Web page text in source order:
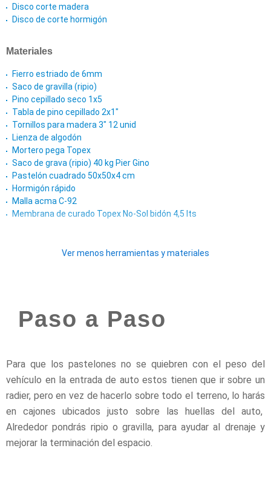
Disco corte madera
Disco de corte hormigón
Materiales
Fierro estriado de 6mm
Saco de gravilla (ripio)
Pino cepillado seco 1x5
Tabla de pino cepillado 2x1"
Tornillos para madera 3" 12 unid
Lienza de algodón
Mortero pega Topex
Saco de grava (ripio) 40 kg Pier Gino
Pastelón cuadrado 50x50x4 cm
Hormigón rápido
Malla acma C-92
Membrana de curado Topex No-Sol bidón 4,5 lts
Ver menos herramientas y materiales
Paso a Paso
Para que los pastelones no se quiebren con el peso del
vehículo en la entrada de auto estos tienen que ir sobre un
radier, pero en vez de hacerlo sobre todo el terreno, lo harás
en cajones ubicados justo sobre las huellas del auto,
Alrededor pondrás ripio o gravilla, para ayudar al drenaje y
mejorar la terminación del espacio.